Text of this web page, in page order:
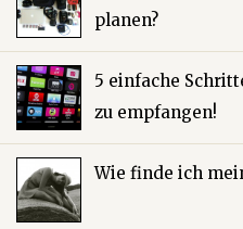
planen?
5 einfache
zu empfangen!
Wie finde ich